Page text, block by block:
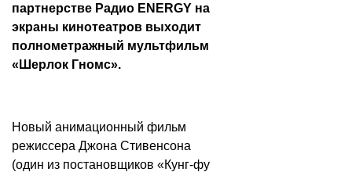
партнерстве Радио ENERGY на
экраны кинотеатров выходит
полнометражный мультфильм
«Шерлок Гномс».
Новый анимационный фильм
режиссера Джона Стивенсона
(один из постановщиков «Кунг-фу